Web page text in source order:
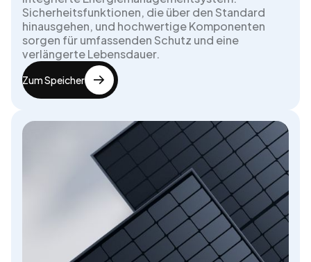
Sicherheitsfunktionen, die über den Standard
hinausgehen, und hochwertige Komponenten
sorgen für umfassenden Schutz und eine
verlängerte Lebensdauer.
Zum Speicher